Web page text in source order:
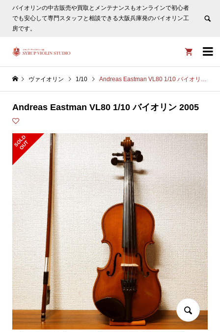
バイオリンの中古販売や買取とメンテナンスもオンラインで初心者
でも安心して専門スタッフと相談できる大阪兵庫発のバイオリン工
房です。


ヴァイオリン 1/10 Andreas Eastman VL80 1/10 バイオリン 2005
Andreas Eastman VL80 1/10 バイオリン 2005
S
O
L
D
O
U
T
ヴァイオリン選びについてタサカ工房長にLINE相談も頂けま
す。非表示